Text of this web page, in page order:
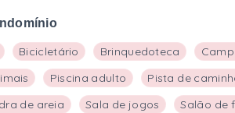
Bicicletário Brinquedoteca
Piscina adulto Pista de
de areia Sala de jogos Salão de